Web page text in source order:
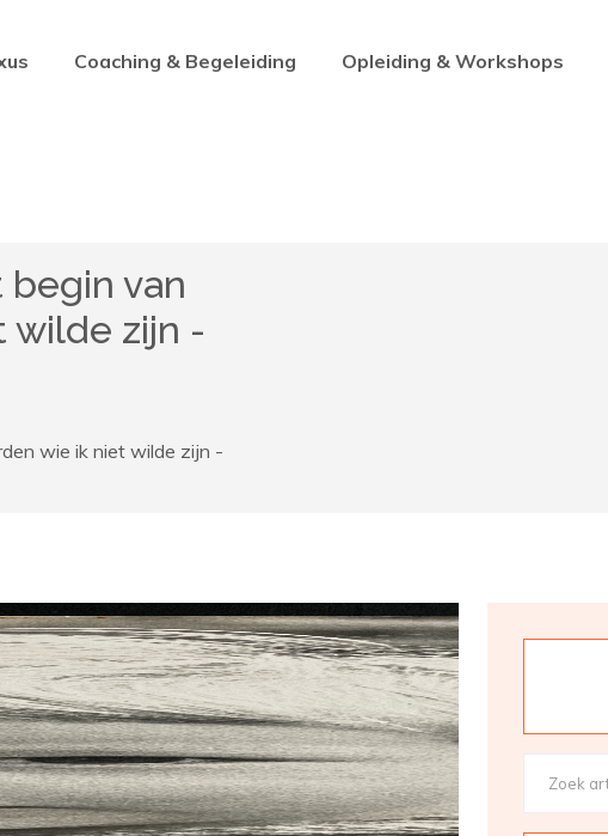
Coaching & Begeleiding Opleiding & Workshops
begin van
wilde zijn -
wie ik niet wilde zijn -